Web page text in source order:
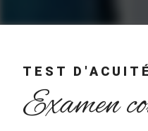
TEST
Examen